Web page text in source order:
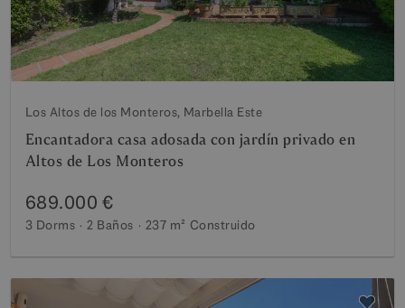
Los Altos de los Monteros, Marbella Este
Encantadora casa adosada con jardín privado en
Altos de Los Monteros
689.000 €
3 Dorms 2 Baños 237 m² Construido